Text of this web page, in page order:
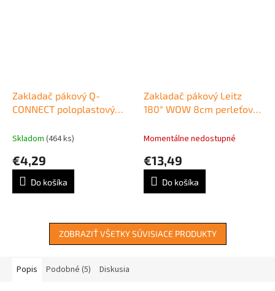
Zakladač pákový Q-
CONNECT poloplastový
Skladom (464 ks)
€4,29
Do košíka
Zakladač pákový Leitz
180° WOW 8cm perleťovo
Momentálne nedostupné
€13,49
Do košíka
ZOBRAZIŤ VŠETKY SÚVISIACE PRODUKTY
Popis Podobné (5) Diskusia